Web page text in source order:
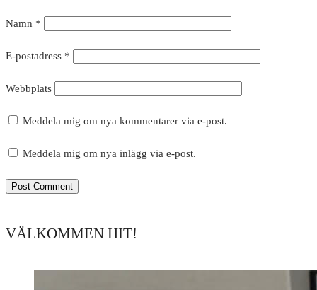
Namn *
E-postadress *
Webbplats
Meddela mig om nya kommentarer via e-post.
Meddela mig om nya inlägg via e-post.
VÄLKOMMEN HIT!